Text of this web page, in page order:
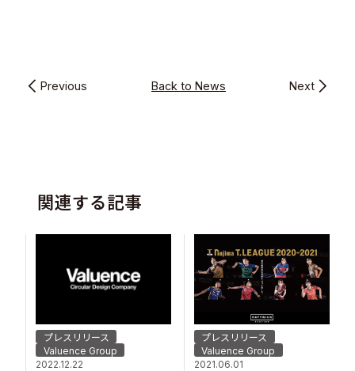
Previous Back to News Next
関連する記事
プレスリリース
Valuence Group
2022.12.22
プレスリリース
Valuence Group
2021.06.01